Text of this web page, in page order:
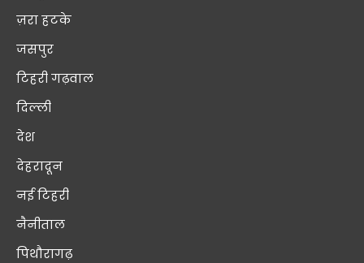
ज़रा हटके
जसपुर
टिहरी गढ़वाल
दिल्ली
देश
देहरादून
नई टिहरी
नैनीताल
पिथौरागढ़